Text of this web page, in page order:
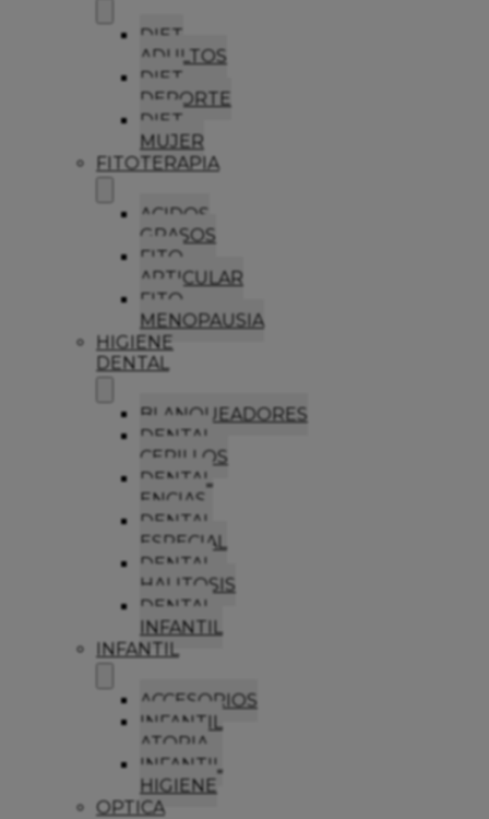
DIET
ADULTOS
DIET
DEPORTE
DIET
MUJER
FITOTERAPIA
ACIDOS
GRASOS
FITO
ARTICULAR
FITO
MENOPAUSIA
HIGIENE
DENTAL
BLANQUEADORES
DENTAL
CEPILLOS
DENTAL
ENCIAS
DENTAL
ESPECIAL
DENTAL
HALITOSIS
DENTAL
INFANTIL
INFANTIL
ACCESORIOS
INFANTIL
ATOPIA
INFANTIL
HIGIENE
OPTICA